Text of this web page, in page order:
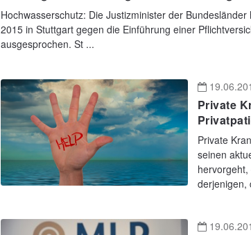
Hochwasserschutz: Die Justizminister der
2015 in Stuttgart gegen die Einführung einer
ausgesprochen. St ...
Private
Private
seinen
derjenigen,